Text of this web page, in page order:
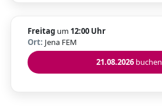
Freitag um 12:00 Uhr
Ort: Jena FEM
21.08.2026buchen